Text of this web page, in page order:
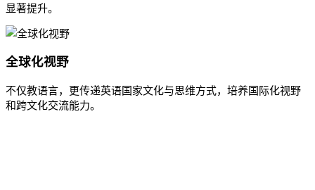
显著提升。
全球化视野
不仅教语言，更传递英语国家文化与思维方式，培养国际化视野
和跨文化交流能力。